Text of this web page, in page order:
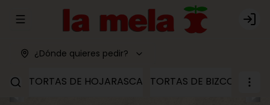
Abrir menu de navegación Login
¿Dónde quieres pedir?
TORTAS DE HOJARASCA TORTAS DE BIZCOCHO